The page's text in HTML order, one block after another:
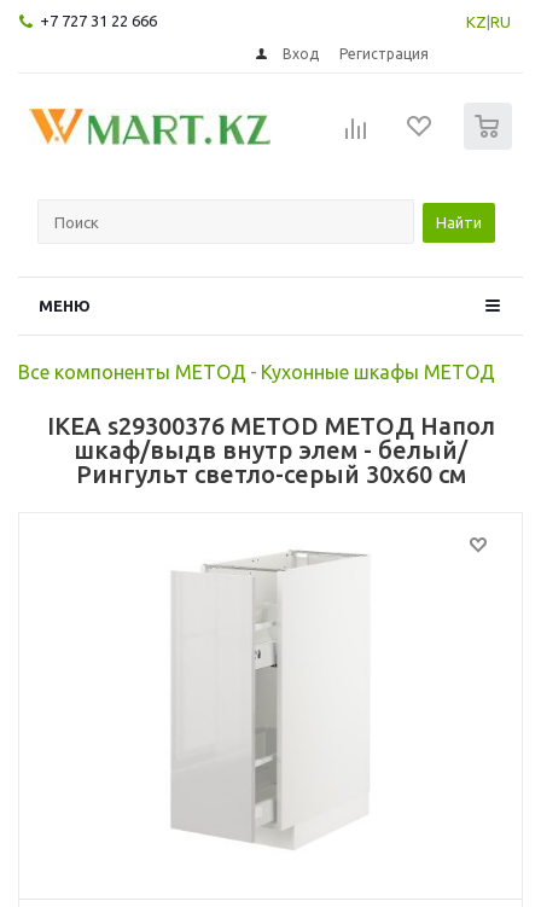
+7 727 31 22 666 KZ RU
Вход Регистрация
Найти
МЕНЮ
Все компоненты МЕТОД - Кухонные шкафы МЕТОД
IKEA s29300376 METOD МЕТОД Напол
шкаф/выдв внутр элем - белый/
Рингульт светло-серый 30x60 см